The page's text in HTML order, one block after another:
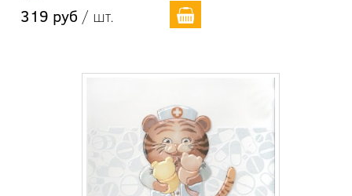
319 руб / шт.